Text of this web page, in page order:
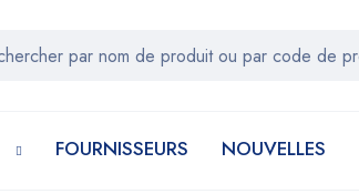
FOURNISSEURS NOUVELLES